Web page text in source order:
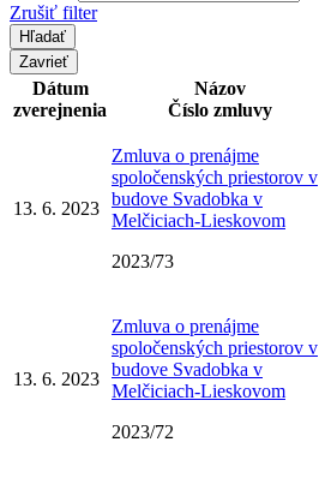
Zrušiť filter
Zavrieť
Dátum
zverejnenia
Názov
Číslo zmluvy
13. 6. 2023
Zmluva o prenájme
spoločenských priestorov v
budove Svadobka v
Melčiciach-Lieskovom
2023/73
13. 6. 2023
Zmluva o prenájme
spoločenských priestorov v
budove Svadobka v
Melčiciach-Lieskovom
2023/72